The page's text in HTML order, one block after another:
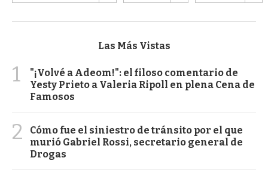
Las Más Vistas
1
"¡Volvé a Adeom!": el filoso comentario de
Yesty Prieto a Valeria Ripoll en plena Cena de
Famosos
2
Cómo fue el siniestro de tránsito por el que
murió Gabriel Rossi, secretario general de
Drogas